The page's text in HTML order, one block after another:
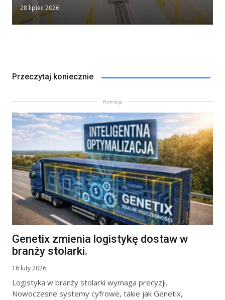
28 lipiec 2026
Przeczytaj koniecznie
Promocja
Genetix zmienia logistykę dostaw w
branży stolarki.
16 luty 2026
Logistyka w branży stolarki wymaga precyzji.
Nowoczesne systemy cyfrowe, takie jak Genetix,